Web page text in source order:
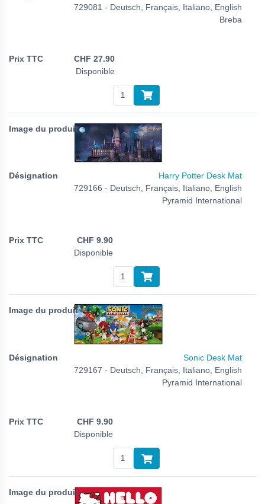
729081 - Deutsch, Français, Italiano, English
Breba
CHF 27.90
Disponible
Harry Potter Desk Mat
729166 - Deutsch, Français, Italiano, English
Pyramid International
CHF 9.90
Disponible
Sonic Desk Mat
729167 - Deutsch, Français, Italiano, English
Pyramid International
CHF 9.90
Disponible